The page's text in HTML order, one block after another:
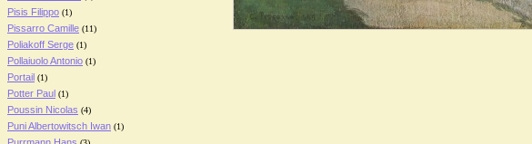
Pisis Filippo (1)
Pissarro Camille (11)
Poliakoff Serge (1)
Pollaiuolo Antonio (1)
Portail (1)
Potter Paul (1)
Poussin Nicolas (4)
Puni Albertowitsch Iwan (1)